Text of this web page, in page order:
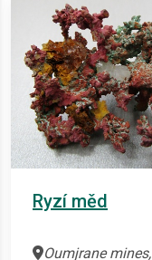
Ryzí měd
Oumjrane